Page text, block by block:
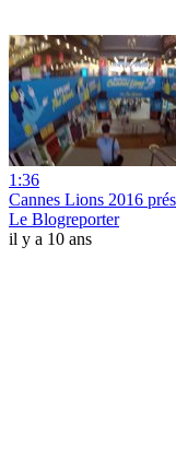
1:36
Cannes Lions 2016
Le Blogreporter
il y a 10 ans